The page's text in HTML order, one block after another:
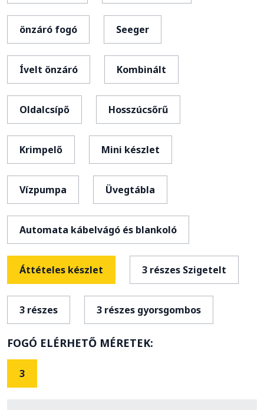
önzáró fogó Seeger
Ívelt önzáró Kombinált
Oldalcsípő Hosszúcsőrű
Krimpelő Mini készlet
Vízpumpa Üvegtábla
Automata kábelvágó és blankoló
Áttételes készlet 3 részes Szigetelt
3 részes 3 részes gyorsgombos
FOGÓ ELÉRHETŐ MÉRETEK:
3